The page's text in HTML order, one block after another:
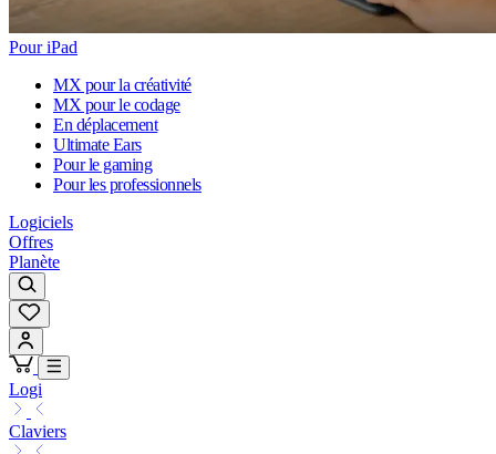
Pour iPad
MX pour la créativité
MX pour le codage
En déplacement
Ultimate Ears
Pour le gaming
Pour les professionnels
Logiciels
Offres
Planète
Logi
Claviers